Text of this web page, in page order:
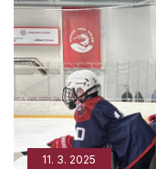
11. 3. 2025